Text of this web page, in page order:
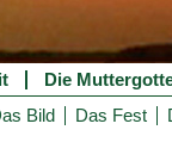
Die
Bild Das Fest